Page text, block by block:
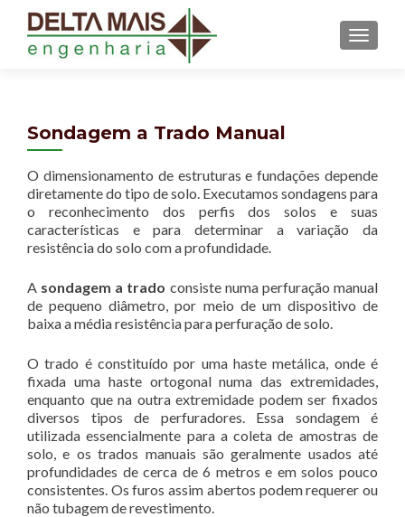
MENU
Sondagem a Trado Manual
O dimensionamento de estruturas e fundações depende
diretamente do tipo de solo. Executamos sondagens para
o reconhecimento dos perfis dos solos e suas
características e para determinar a variação da
resistência do solo com a profundidade.
A sondagem a trado consiste numa perfuração manual
de pequeno diâmetro, por meio de um dispositivo de
baixa a média resistência para perfuração de solo.
O trado é constituído por uma haste metálica, onde é
fixada uma haste ortogonal numa das extremidades,
enquanto que na outra extremidade podem ser fixados
diversos tipos de perfuradores. Essa sondagem é
utilizada essencialmente para a coleta de amostras de
solo, e os trados manuais são geralmente usados até
profundidades de cerca de 6 metros e em solos pouco
consistentes. Os furos assim abertos podem requerer ou
não tubagem de revestimento.